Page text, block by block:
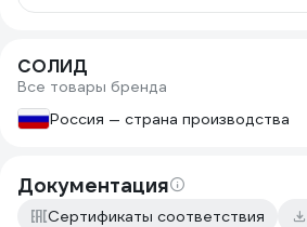
СОЛИД
Все товары бренда
Россия — страна производства
Документация
Сертификаты соответствия